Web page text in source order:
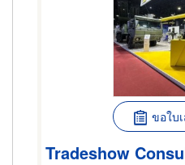
ขอใบ
Tradeshow